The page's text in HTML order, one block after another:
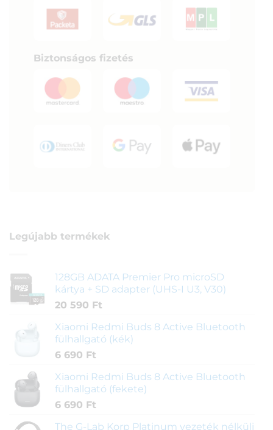
Biztonságos fizetés
Legújabb termékek
128GB ADATA Premier Pro microSD
kártya + SD adapter (UHS-I U3, V30)
20 590 Ft
Xiaomi Redmi Buds 8 Active Bluetooth
fülhallgató (kék)
6 690 Ft
Xiaomi Redmi Buds 8 Active Bluetooth
fülhallgató (fekete)
6 690 Ft
The G-Lab Korp Platinum vezeték nélküli